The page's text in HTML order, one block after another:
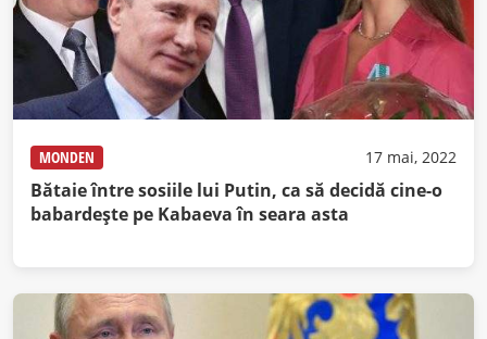
MONDEN 17 mai, 2022
Bătaie între sosiile lui Putin, ca să decidă cine-o
babardește pe Kabaeva în seara asta